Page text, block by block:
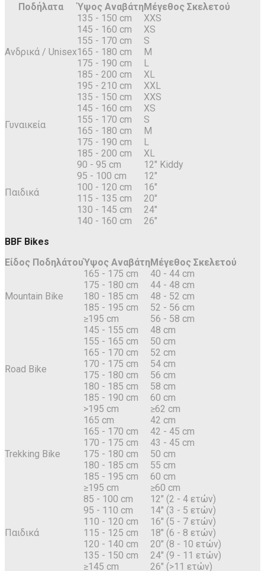
Ποδήλατα
Ύψος ΑναβάτηΜέγεθος Σκελετού
Ανδρικά / Unisex
135 - 150 cm
145 - 160 cm
155 - 170 cm
165 - 180 cm
175 - 190 cm
185 - 200 cm
195 - 210 cm
XXS
XS
S
M
L
XL
XXL
Γυναικεία
135 - 150 cm
145 - 160 cm
155 - 170 cm
165 - 180 cm
175 - 190 cm
185 - 200 cm
XXS
XS
S
M
L
XL
Παιδικά
90 - 95 cm
95 - 100 cm
100 - 120 cm
115 - 135 cm
130 - 145 cm
140 - 160 cm
12" Kiddy
12"
16"
20"
24"
26"
BBF Bikes
Είδος ΠοδηλάτουΎψος ΑναβάτηΜέγεθος Σκελετού
Mountain Bike
165 - 175 cm
175 - 180 cm
180 - 185 cm
185 - 195 cm
≥195 cm
40 - 44 cm
44 - 48 cm
48 - 52 cm
52 - 56 cm
56 - 58 cm
Road Bike
145 - 155 cm
155 - 165 cm
165 - 170 cm
170 - 175 cm
175 - 180 cm
180 - 185 cm
185 - 190 cm
>195 cm
48 cm
50 cm
52 cm
54 cm
56 cm
58 cm
60 cm
≥62 cm
Trekking Bike
165 cm
165 - 170 cm
170 - 175 cm
175 - 180 cm
180 - 185 cm
185 - 195 cm
≥195 cm
42 cm
42 - 45 cm
43 - 45 cm
50 cm
55 cm
60 cm
≥60 cm
Παιδικά
85 - 100 cm
95 - 110 cm
110 - 120 cm
115 - 125 cm
120 - 140 cm
135 - 150 cm
≥145 cm
12" (2 - 4 ετών)
14" (3 - 5 ετών)
16" (5 - 7 ετών)
18" (6 - 8 ετών)
20" (8 - 10 ετών)
24" (9 - 11 ετών)
26" (>11 ετών)